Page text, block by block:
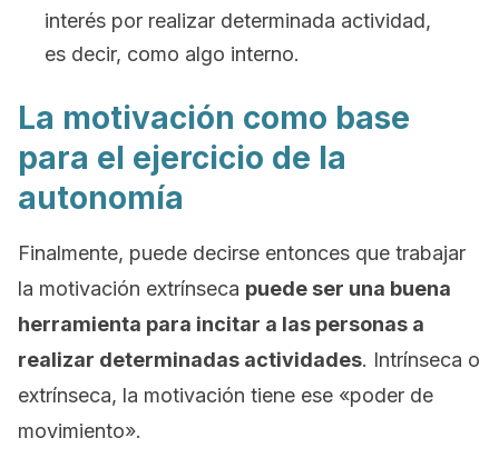
interés por realizar determinada actividad,
es decir, como algo interno.
La motivación como base
para el ejercicio de la
autonomía
Finalmente, puede decirse entonces que trabajar
la motivación extrínseca puede ser una buena
herramienta para incitar a las personas a
realizar determinadas actividades. Intrínseca o
extrínseca, la motivación tiene ese «poder de
movimiento».